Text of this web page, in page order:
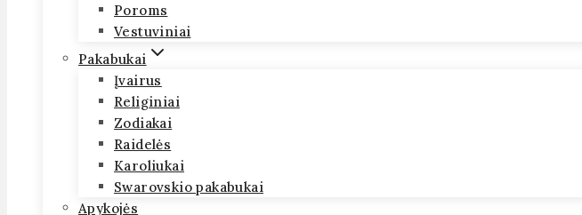
Poroms
Vestuviniai
Pakabukai
Įvairus
Religiniai
Zodiakai
Raidelės
Karoliukai
Swarovskio pakabukai
Apykojės